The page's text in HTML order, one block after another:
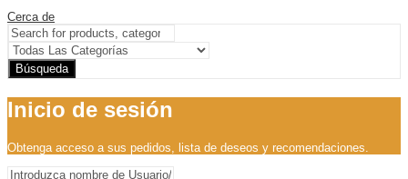
Cerca de
Búsqueda
Inicio de sesión
Obtenga acceso a sus pedidos, lista de deseos y recomendaciones.